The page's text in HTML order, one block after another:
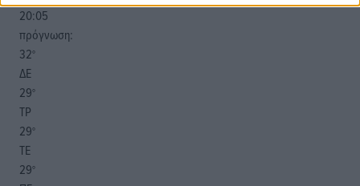
20:05
πρόγνωση:
32°
ΔΕ
29°
ΤΡ
29°
ΤΕ
29°